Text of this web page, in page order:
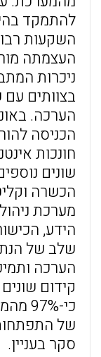
להתמקד
השקעות
העצמתה
ניכרות
בצוותים עם
הערכה.
הכניסה
חונכות
שונים
הכשרה
מערכת
הידע,
שלב של
הערכה
קידום
כי-
סקר בעניין.